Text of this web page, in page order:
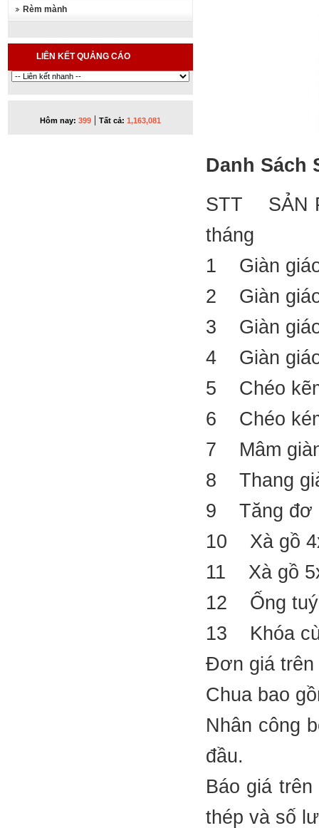
Rèm mành
LIÊN KẾT QUẢNG CÁO
Hôm nay: 399| Tất cả: 1,163,081
Danh Sách
STT SẢN
tháng
1 Giàn
2 Giàn
3 Giàn
4 Giàn
5 Chéo
6 Chéo
7 Mâm
8 Thang
9 Tăng
10 Xà gồ
11 Xà gồ
12 Ống
13 Khóa
Đơn giá trên
Chua bao
Nhân công
đầu.
Báo giá
thép và số